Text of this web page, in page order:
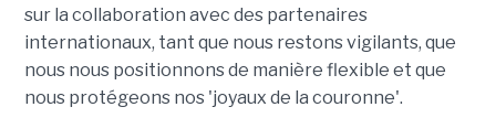
sur la collaboration avec des partenaires
internationaux, tant que nous restons vigilants, que
nous nous positionnons de manière flexible et que
nous protégeons nos 'joyaux de la couronne'.